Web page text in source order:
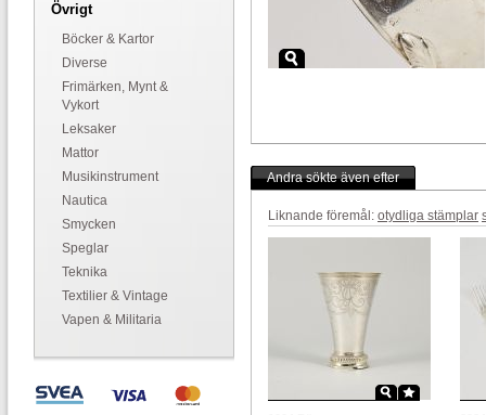
Övrigt
Böcker & Kartor
Diverse
Frimärken, Mynt &
Vykort
Leksaker
Mattor
Musikinstrument
Nautica
Smycken
Speglar
Teknika
Textilier & Vintage
Vapen & Militaria
Andra sökte även efter
Liknande föremål: otydliga stämplar